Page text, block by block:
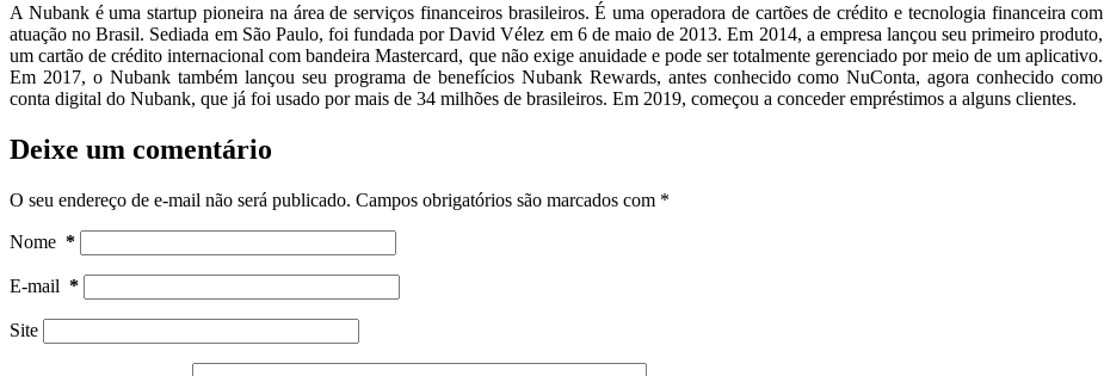
A Nubank é uma startup pioneira na área de serviços financeiros brasileiros. É uma operadora de cartões de crédito e tecnologia financeira com
atuação no Brasil. Sediada em São Paulo, foi fundada por David Vélez em 6 de maio de 2013. Em 2014, a empresa lançou seu primeiro produto,
um cartão de crédito internacional com bandeira Mastercard, que não exige anuidade e pode ser totalmente gerenciado por meio de um aplicativo.
Em 2017, o Nubank também lançou seu programa de benefícios Nubank Rewards, antes conhecido como NuConta, agora conhecido como
conta digital do Nubank, que já foi usado por mais de 34 milhões de brasileiros. Em 2019, começou a conceder empréstimos a alguns clientes.
Deixe um comentário
O seu endereço de e-mail não será publicado. Campos obrigatórios são marcados com *
Nome *
E-mail *
Site